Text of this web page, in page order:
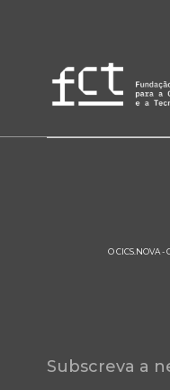
O CICS.NOVA
Subscreva a